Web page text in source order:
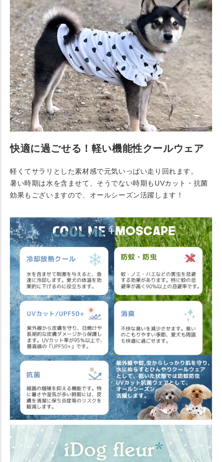
快適に過ごせる！軽い機能性クールウェア
軽くてサラリとした素材感で元気いっぱい走り回れます。
暑い時期は水を含ませて、そうでない時期もUVカット・抗菌
効果もございますので、オールシーズン活躍します！